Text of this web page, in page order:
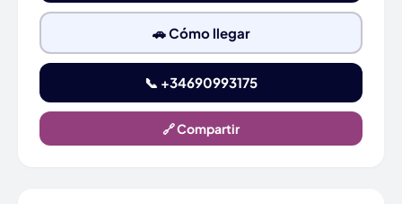
🚗 Cómo llegar
📞 +34690993175
🔗 Compartir